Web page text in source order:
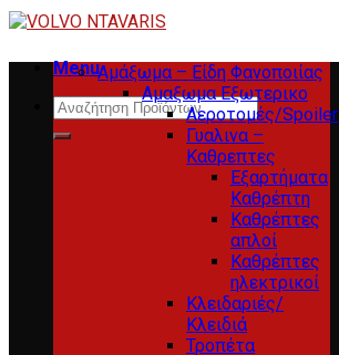
Menu
Search
for:
Αμάξωμα – Είδη Φανοποιίας
Αμαξωμα Εξωτερικο
Αεροτομές/Spoiler
Γυαλινα –
Καθρεπτες
Εξαρτήματα
Καθρέπτη
Καθρέπτες
απλοί
Καθρέπτες
ηλεκτρικοί
Κλειδαριές/
Κλειδιά
Τροπέτα